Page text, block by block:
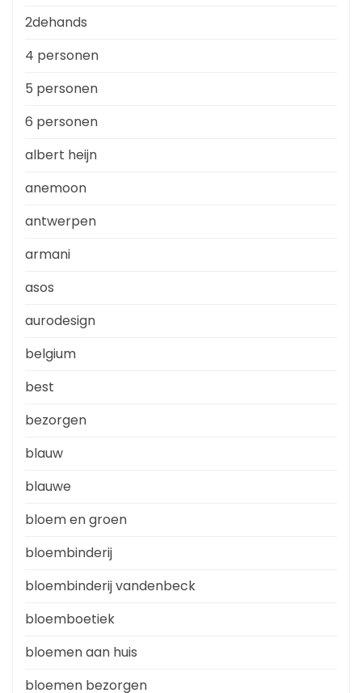
2dehands
4 personen
5 personen
6 personen
albert heijn
anemoon
antwerpen
armani
asos
aurodesign
belgium
best
bezorgen
blauw
blauwe
bloem en groen
bloembinderij
bloembinderij vandenbeck
bloemboetiek
bloemen aan huis
bloemen bezorgen